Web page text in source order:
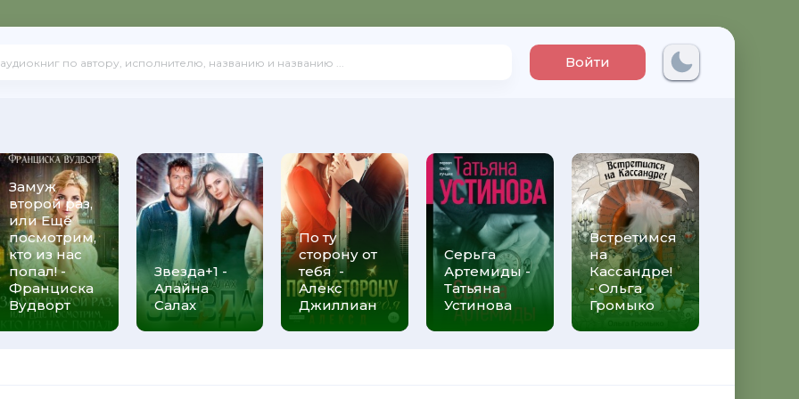
Войти
Замуж
второй раз,
или Ещё
посмотрим,
кто из нас
попал! -
Франциска
Вудворт
Звезда+1 -
Алайна
Салах
По ту
сторону от
тебя -
Алекс
Джиллиан
Серьга
Артемиды -
Татьяна
Устинова
Встретимся
на
Кассандре!
- Ольга
Громыко
поражения